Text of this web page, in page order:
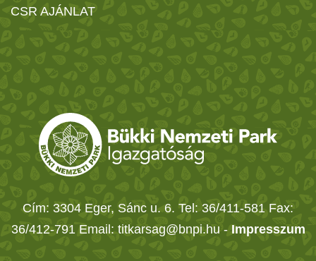
CSR AJÁNLAT
Cím: 3304 Eger, Sánc u. 6. Tel: 36/411-581 Fax:
36/412-791 Email: titkarsag@bnpi.hu - Impresszum